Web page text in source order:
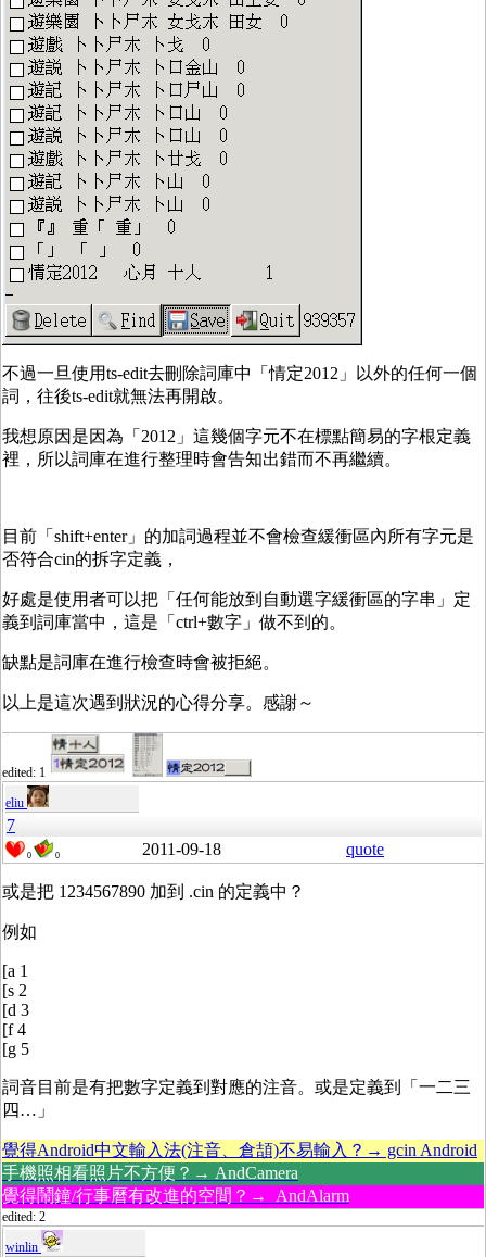
不過一旦使用ts-edit去刪除詞庫中「情定2012」以外的任何一個
詞，往後ts-edit就無法再開啟。
我想原因是因為「2012」這幾個字元不在標點簡易的字根定義
裡，所以詞庫在進行整理時會告知出錯而不再繼續。
目前「shift+enter」的加詞過程並不會檢查緩衝區內所有字元是
否符合cin的拆字定義，
好處是使用者可以把「任何能放到自動選字緩衝區的字串」定
義到詞庫當中，這是「ctrl+數字」做不到的。
缺點是詞庫在進行檢查時會被拒絕。
以上是這次遇到狀況的心得分享。感謝～
edited: 1
eliu
7
0 0 2011-09-18 quote
或是把 1234567890 加到 .cin 的定義中？
例如
[a 1
[s 2
[d 3
[f 4
[g 5
詞音目前是有把數字定義到對應的注音。或是定義到「一二三
四…」
覺得Android中文輸入法(注音、倉頡)不易輸入？→ gcin Android
手機照相看照片不方便？→ AndCamera
覺得鬧鐘/行事曆有改進的空間？→ AndAlarm
edited: 2
winlin